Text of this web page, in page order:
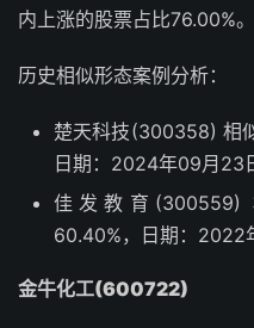
内上涨的股票占比76.00%。
历史相似形态案例分析：
楚天科技(300358) 相
日期：2024年09月23
佳发教育(300559)
60.40%，日期：2022
金牛化工(600722)